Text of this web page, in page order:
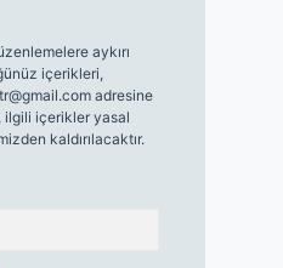
aykırı
içerikleri,
adresine
ilgili içerikler yasal
kaldırılacaktır.